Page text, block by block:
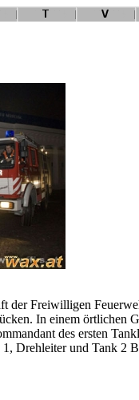
der Freiwilligen
In einem örtlichen
des ersten
Drehleiter und Tank 2